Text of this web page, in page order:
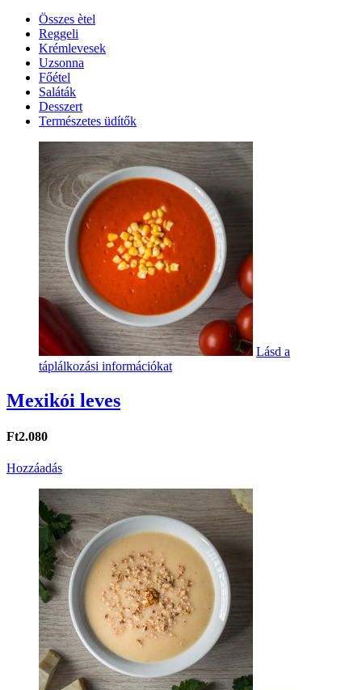
Összes ètel
Reggeli
Krémlevesek
Uzsonna
Főétel
Saláták
Desszert
Természetes üdítők
Lásd a
táplálkozási információkat
Mexikói leves
Ft2.080
Hozzáadás